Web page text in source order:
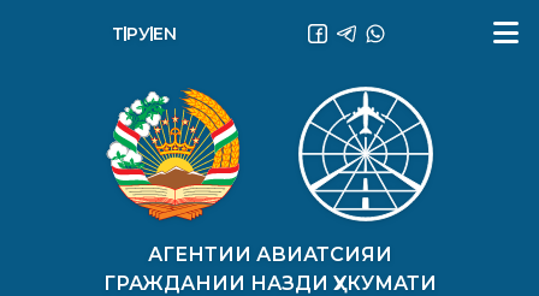
АГЕНТИИ АВИАТСИЯИ
ГРАЖДАНИИ НАЗДИ ҲУКУМАТИ
ТҶ РУEN